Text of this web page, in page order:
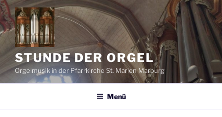
Zum
Inhalt
springen
STUNDE DER ORGEL
Orgelmusik in der Pfarrkirche St. Marien Marburg
Menü